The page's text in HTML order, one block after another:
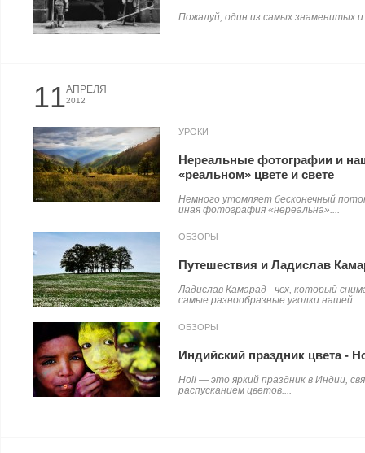
Пожалуй, один из самых знаменитых
11АПРЕЛЯ
2012
УРОКИ
Нереальные фотографии и
«реальном» цвете и свете
Немного утомляет бесконечный
иная фотография «нереальна»....
ОБЗОРЫ
Путешествия и Ладислав
Ладислав Камарад - чех, который
самые разнообразные уголки нашей...
ОБЗОРЫ
Индийский праздник цвета -
Holi — это яркий праздник в Индии,
распусканием цветов....